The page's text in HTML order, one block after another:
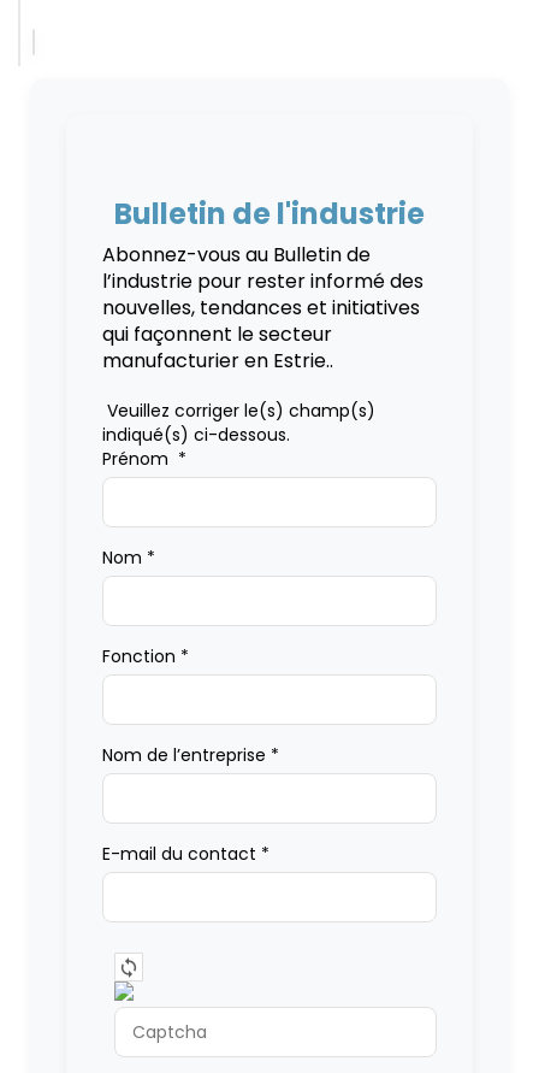
Bulletin de l'industrie
Abonnez-vous au Bulletin de
l’industrie pour rester informé des
nouvelles, tendances et initiatives
qui façonnent le secteur
manufacturier en Estrie..
Veuillez corriger le(s) champ(s)
indiqué(s) ci-dessous.
Prénom *
Nom *
Fonction *
Nom de l’entreprise *
E-mail du contact *